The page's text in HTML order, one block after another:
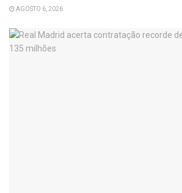
AGOSTO 6, 2026